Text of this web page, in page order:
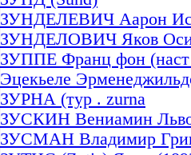
ЗУНДЕЛЕВИЧ Аарон
ЗУНДЕЛОВИЧ Яков
ЗУППЕ Франц фон
Эцекьеле
ЗУРНА (тур . zurna
ЗУСКИН Вениамин
ЗУСМАН Владимир